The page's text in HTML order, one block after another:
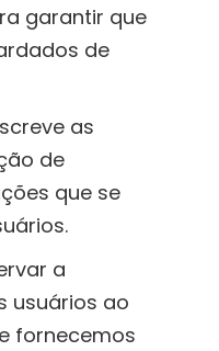
garantir que
de
as
de
que se
a
usuários ao
fornecemos